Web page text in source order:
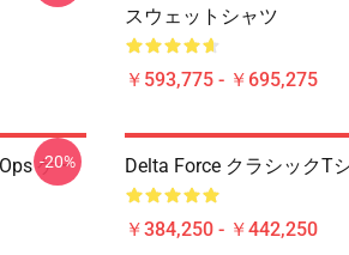
スウェットシャツ
￥593,775 - ￥695,275
ゲー
-20% Delta Force クラシックT
￥384,250 - ￥442,250